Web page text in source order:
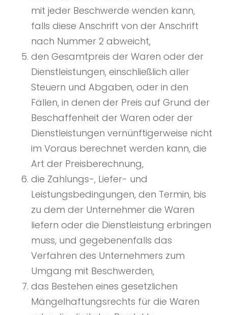
mit jeder Beschwerde wenden kann,
falls diese Anschrift von der Anschrift
nach Nummer 2 abweicht,
den Gesamtpreis der Waren oder der
Dienstleistungen, einschließlich aller
Steuern und Abgaben, oder in den
Fällen, in denen der Preis auf Grund der
Beschaffenheit der Waren oder der
Dienstleistungen vernünftigerweise nicht
im Voraus berechnet werden kann, die
Art der Preisberechnung,
die Zahlungs-, Liefer- und
Leistungsbedingungen, den Termin, bis
zu dem der Unternehmer die Waren
liefern oder die Dienstleistung erbringen
muss, und gegebenenfalls das
Verfahren des Unternehmers zum
Umgang mit Beschwerden,
das Bestehen eines gesetzlichen
Mängelhaftungsrechts für die Waren